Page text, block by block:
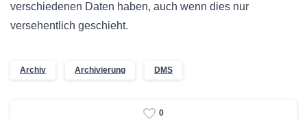
verschiedenen Daten haben, auch wenn dies nur
versehentlich geschieht.
Archiv Archivierung DMS
0